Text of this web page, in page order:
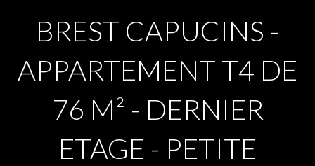
BREST CAPUCINS -
APPARTEMENT T4 DE
76 M² - DERNIER
ETAGE - PETITE